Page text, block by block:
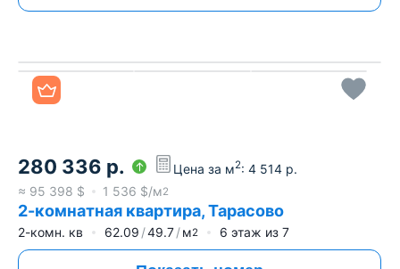
Все фото
280 336 р. Цена за м2: 4 514 р.
≈ 95 398 $ 1 536 $/м2
2-комнатная квартира, Тарасово
2-комн. кв 62.09 49.7 м2 6 этаж из 7